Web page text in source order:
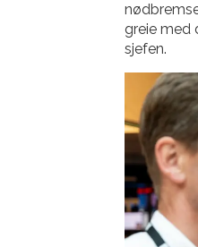
greie med
sjefen.